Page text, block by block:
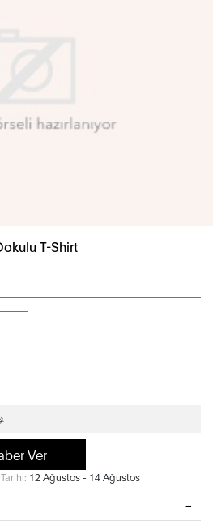
T-Shirt
Ver
12 Ağustos - 14 Ağustos